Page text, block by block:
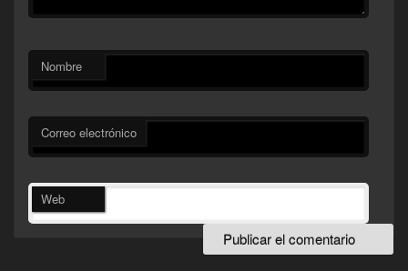
Nombre
Correo electrónico
Web